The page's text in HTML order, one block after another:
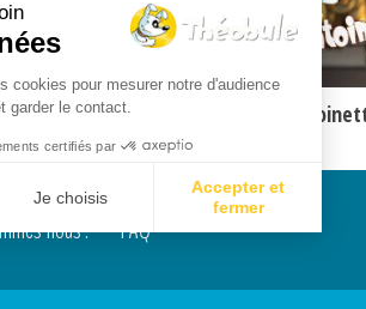
brise légère - 1R 19, 8-13
nous ? FAQ
cookies pour mesurer notre d'audience
garder le contact.
certifiés par
Je choisis
Accepter et
fermer
: Personnalisez vos Options
d'adapter et de gérer vos paramètres de